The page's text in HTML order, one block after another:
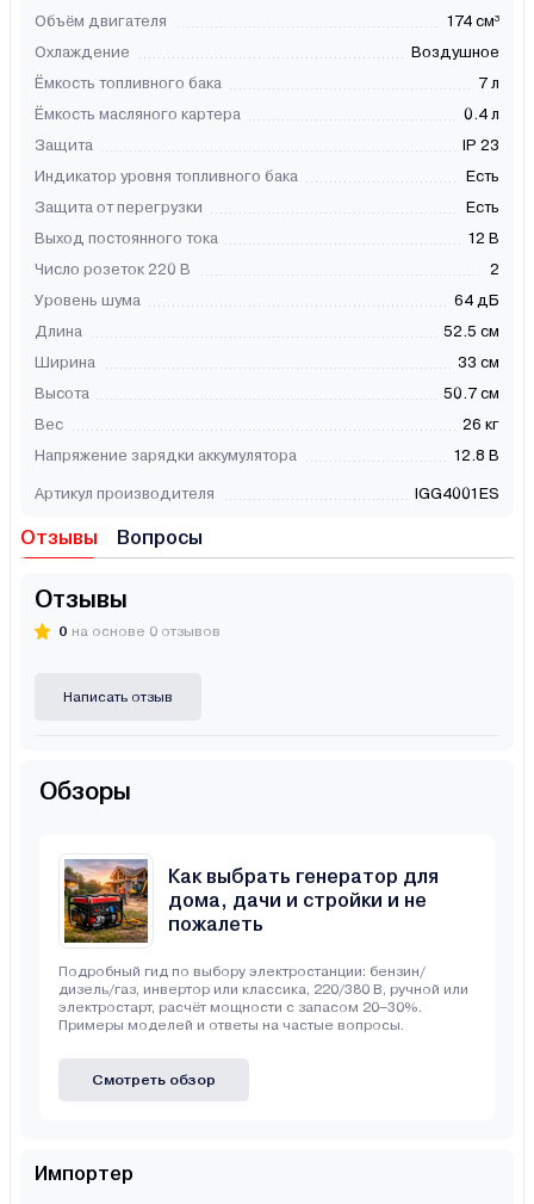
Объём двигателя
174 см³
Охлаждение
Воздушное
Ёмкость топливного бака
7 л
Ёмкость масляного картера
0.4 л
Защита
IP 23
Индикатор уровня топливного бака
Есть
Защита от перегрузки
Есть
Выход постоянного тока
12 В
Число розеток 220 В
2
Уровень шума
64 дБ
Длина
52.5 см
Ширина
33 см
Высота
50.7 см
Вес
26 кг
Напряжение зарядки аккумулятора
12.8 В
Артикул производителя IGG4001ES
Отзывы Вопросы
Отзывы
0 на основе 0 отзывов
Написать отзыв
Обзоры
Как выбрать генератор для
дома, дачи и стройки и не
пожалеть
Подробный гид по выбору электростанции: бензин/
дизель/газ, инвертор или классика, 220/380 В, ручной или
электростарт, расчёт мощности с запасом 20–30%.
Примеры моделей и ответы на частые вопросы.
Смотреть обзор
Импортер